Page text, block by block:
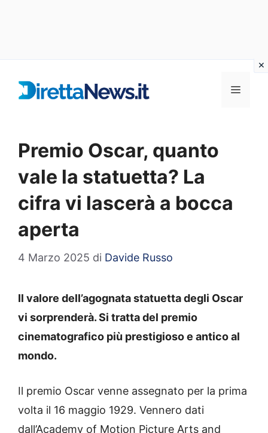
Menu
Premio Oscar, quanto
vale la statuetta? La
cifra vi lascerà a bocca
aperta
4 Marzo 2025 di Davide Russo
Il valore dell’agognata statuetta degli Oscar
vi sorprenderà. Si tratta del premio
cinematografico più prestigioso e antico al
mondo.
Il premio Oscar venne assegnato per la prima
volta il 16 maggio 1929. Vennero dati
dall’Academy of Motion Picture Arts and